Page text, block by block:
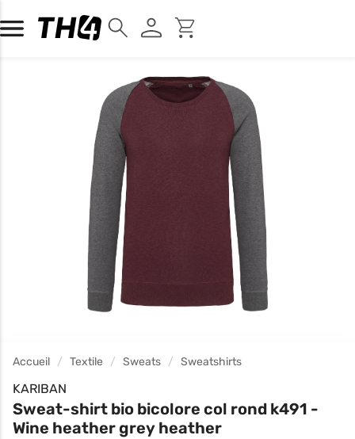
Accueil Textile Sweats Sweatshirts
KARIBAN
Sweat-shirt bio bicolore col rond k491 -
Wine heather grey heather